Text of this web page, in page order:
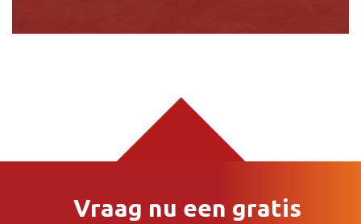
Vraag nu een gratis